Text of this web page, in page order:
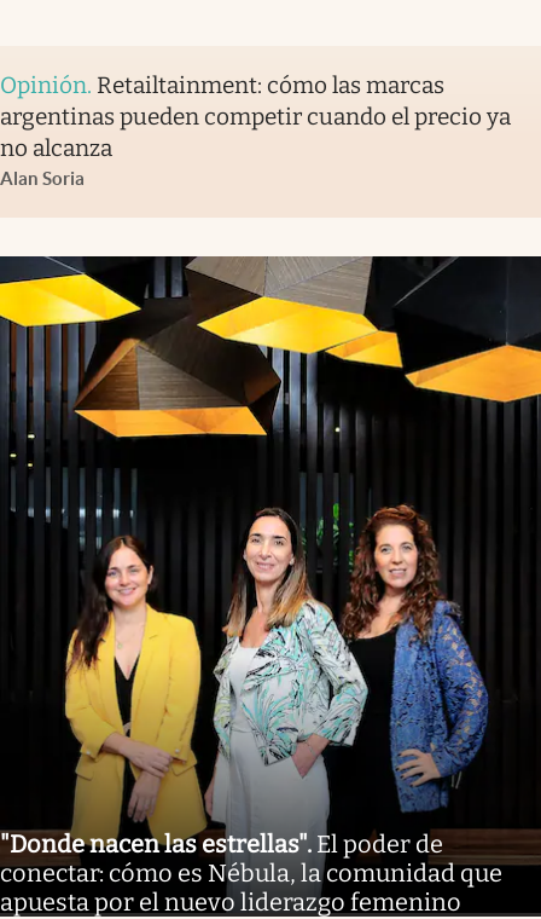
Opinión. Retailtainment: cómo las marcas
argentinas pueden competir cuando el precio ya
no alcanza
Alan Soria
"Donde nacen las estrellas". El poder de
conectar: cómo es Nébula, la comunidad que
apuesta por el nuevo liderazgo femenino